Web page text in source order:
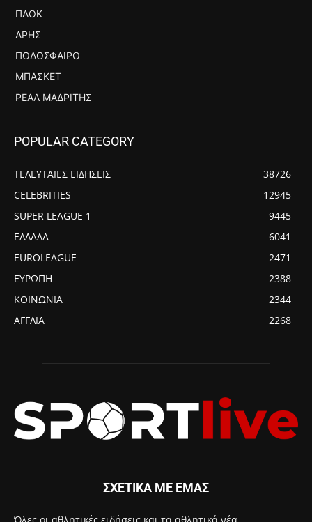
ΠΑΟΚ
ΆΡΗΣ
ΠΟΔΌΣΦΑΙΡΟ
ΜΠΆΣΚΕΤ
ΡΕΆΛ ΜΑΔΡΊΤΗΣ
POPULAR CATEGORY
ΤΕΛΕΥΤΑΙΕΣ ΕΙΔΗΣΕΙΣ
38726
CELEBRITIES
12945
SUPER LEAGUE 1
9445
ΕΛΛΑΔΑ
6041
EUROLEAGUE
2471
ΕΥΡΩΠΗ
2388
ΚΟΙΝΩΝΙΑ
2344
ΑΓΓΛΙΑ
2268
ΣΧΕΤΙΚΑ ΜΕ ΕΜΑΣ